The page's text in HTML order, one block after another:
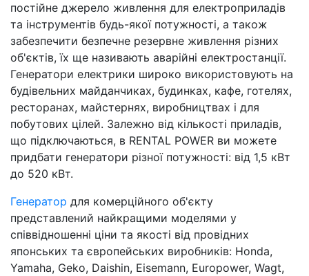
постійне джерело живлення для електроприладів
та інструментів будь-якої потужності, а також
забезпечити безпечне резервне живлення різних
об'єктів, їх ще називають аварійні електростанції.
Генератори електрики широко використовують на
будівельних майданчиках, будинках, кафе, готелях,
ресторанах, майстернях, виробництвах і для
побутових цілей. Залежно від кількості приладів,
що підключаються, в RENTAL POWER ви можете
придбати генератори різної потужності: від 1,5 кВт
до 520 кВт.
Генератор для комерційного об'єкту
представлений найкращими моделями у
співвідношенні ціни та якості від провідних
японських та європейських виробників: Honda,
Yamaha, Geko, Daishin, Eisemann, Europower, Wagt,